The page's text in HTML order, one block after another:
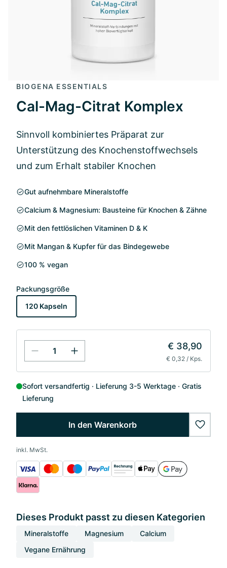
BIOGENA ESSENTIALS
Cal-Mag-Citrat Komplex
Sinnvoll kombiniertes Präparat zur
Unterstützung des Knochenstoffwechsels
und zum Erhalt stabiler Knochen
Gut aufnehmbare Mineralstoffe
Calcium & Magnesium: Bausteine für Knochen & Zähne
Mit den fettlöslichen Vitaminen D & K
Mit Mangan & Kupfer für das Bindegewebe
100 % vegan
Packungsgröße
120 Kapseln
€ 38,90
€ 0,32 / Kps.
Sofort versandfertig Lieferung 3-5 Werktage
Gratis
Lieferung
In den Warenkorb
inkl. MwSt.
Dieses Produkt passt zu diesen Kategorien
Mineralstoffe Magnesium
Calcium
Vegane Ernährung